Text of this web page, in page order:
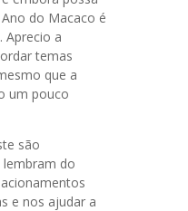
do Macaco é
Aprecio a
temas
que a
um pouco
são
do
e nos ajudar a